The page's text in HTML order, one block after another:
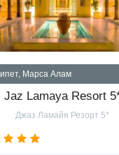
Гавана
Santa Isabel 5*